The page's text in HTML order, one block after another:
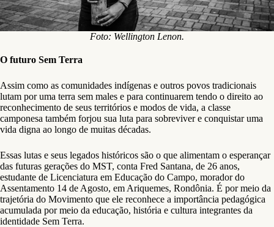
Foto: Wellington Lenon.
O futuro Sem Terra
Assim como as comunidades indígenas e outros povos tradicionais
lutam por uma terra sem males e para continuarem tendo o direito ao
reconhecimento de seus territórios e modos de vida, a classe
camponesa também forjou sua luta para sobreviver e conquistar uma
vida digna ao longo de muitas décadas.
Essas lutas e seus legados históricos são o que alimentam o esperançar
das futuras gerações do MST, conta Fred Santana, de 26 anos,
estudante de Licenciatura em Educação do Campo, morador do
Assentamento 14 de Agosto, em Ariquemes, Rondônia. É por meio da
trajetória do Movimento que ele reconhece a importância pedagógica
acumulada por meio da educação, história e cultura integrantes da
identidade Sem Terra.